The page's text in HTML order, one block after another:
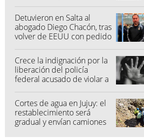
Detuvieron en Salta al
abogado Diego Chacón, tras
volver de EEUU con pedido
Crece la indignación por la
liberación del policía
federal acusado de violar a
Cortes de agua en Jujuy: el
restablecimiento será
gradual y envían camiones